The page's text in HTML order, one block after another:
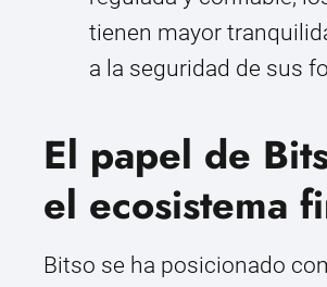
tienen mayor
a la seguridad de sus
El papel de
el ecosistema
Bitso se ha posicionado